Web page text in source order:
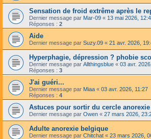
Sensation de froid extrême après le
Dernier message par Mar-09 « 13 mai 2026,
Réponses : 2
Aide
Dernier message par Suzy.09 « 21 avr. 2026,
Hyperphagie, dépression ? phobie
Dernier message par Allthingsblue « 03 avr.
Réponses : 3
J'ai guéri...
Dernier message par Miaa « 03 avr. 2026, 11:27
Réponses : 4
Astuces pour sortir du cercle
Dernier message par Owen « 27 mars 2026,
Adulte anorexie belgique
Dernier message par Chitchat « 23 mars 2026,